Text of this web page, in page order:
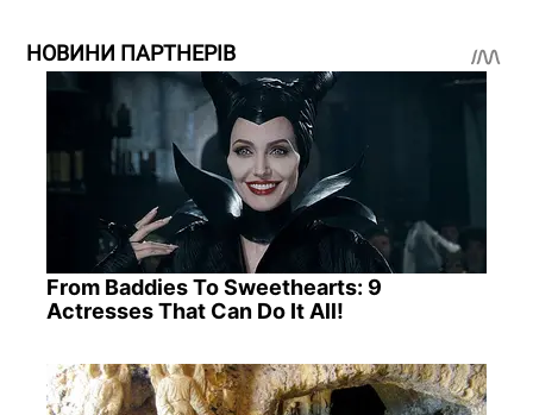
НОВИНИ ПАРТНЕРІВ
From Baddies To Sweethearts: 9
Actresses That Can Do It All!